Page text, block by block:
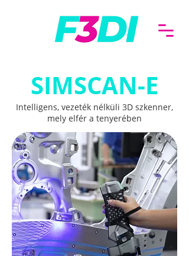
SIMSCAN-E
Intelligens, vezeték nélküli 3D szkenner,
mely elfér a tenyerében